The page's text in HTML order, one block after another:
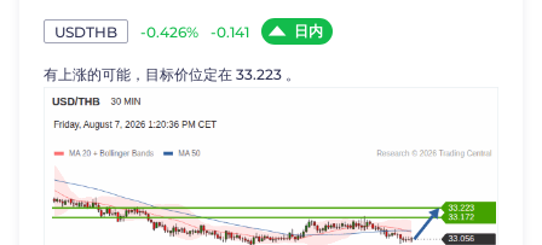
USDTHB -0.426% -0.141 日内
有上涨的可能，目标价位定在 33.223 。